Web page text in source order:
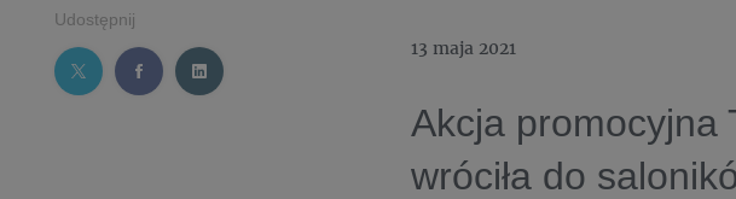
Udostępnij
13 maja 2021
Akcja promocyjna
wróciła do